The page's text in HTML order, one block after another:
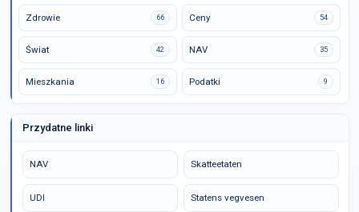
Zdrowie 66 Ceny 54
Świat 42 NAV 35
Mieszkania 16 Podatki 9
Przydatne linki
NAV Skatteetaten
UDI Statens vegvesen